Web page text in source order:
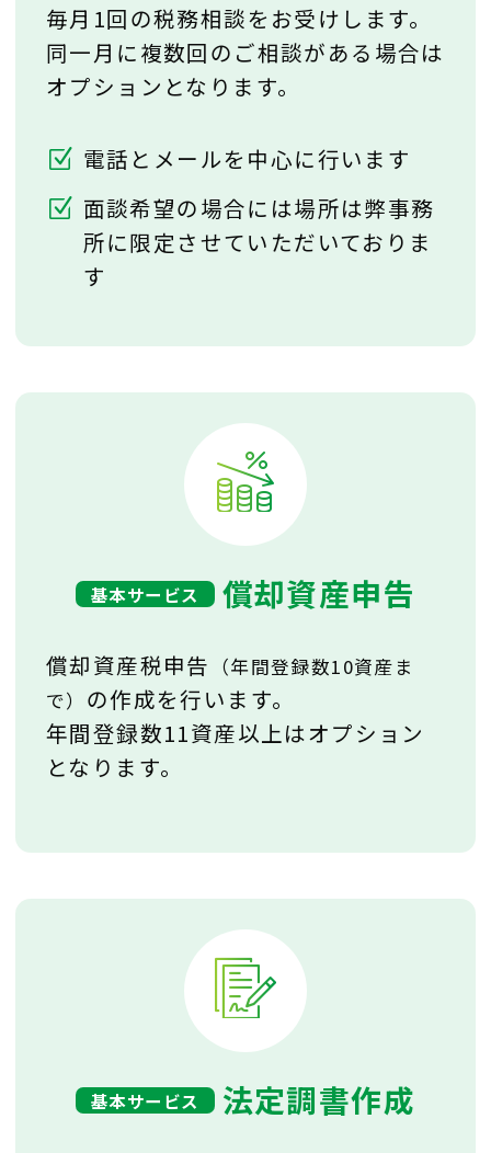
毎月1回の税務相談をお受けします。
同一月に複数回のご相談がある場合は
オプションとなります。
電話とメールを中心に行います
面談希望の場合には場所は弊事務
所に限定させていただいておりま
す
基本サービス 償却資産申告
償却資産税申告 （年間登録数10資産ま
で） の作成を行います。
年間登録数11資産以上はオプション
となります。
基本サービス 法定調書作成